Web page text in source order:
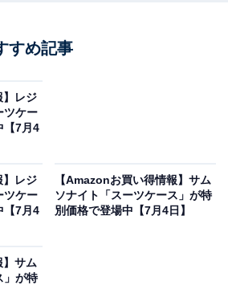
ーの「スーツケース」が限定
レジェンドウォーカー) 88L 6.8kg
ブラック（黒）
すめ記事
】レジ
ツケー
【7月4
】レジ
ツケー
【7月4
【Amazonお買い得情報】サム
ソナイト「スーツケース」が特
別価格で登場中【7月4日】
】サム
」が特